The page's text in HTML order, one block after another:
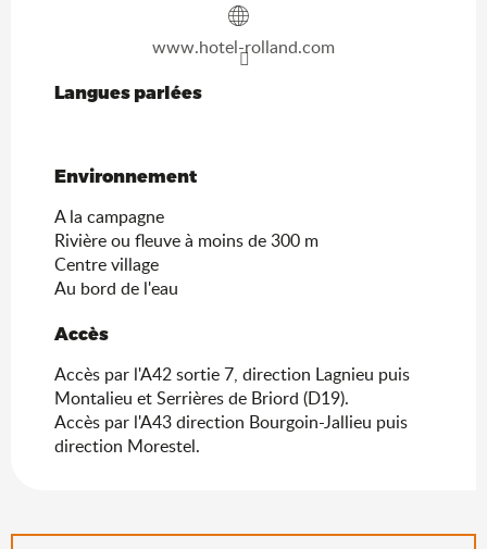
www.hotel-rolland.com
Langues parlées
Langues parlées
Environnement
Environnement
A la campagne
Rivière ou fleuve à moins de 300 m
Centre village
Au bord de l'eau
Accès
Accès
Accès par l'A42 sortie 7, direction Lagnieu puis
Montalieu et Serrières de Briord (D19).
Accès par l'A43 direction Bourgoin-Jallieu puis
direction Morestel.